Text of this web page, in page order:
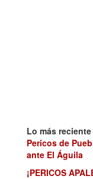
Lo más reciente
Pericos de
ante El Águila
¡PERICOS